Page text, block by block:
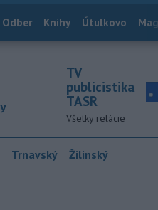
Odber Knihy Útulkovo
TV
publicistika
TASR
Všetky relácie
Trnavský Žilinský